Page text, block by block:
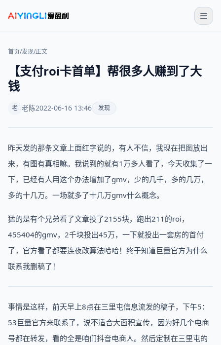
首页/发现/正文
【支付roi卡首单】帮很多人赚到了大
钱
老 老陈2022-06-16 13:46 发现
昨天发的那条文章上面红字说的，有人不信，我现在把图放出
来，有图有真相嘛。我说到的就有1万多人看了，今天收集了一
下，已经有人用这个办法增加了gmv，少的几千，多的几万，
多的十几万。一场就多了十几万gmv什么概念。
猛的是有个兄弟看了文章投了2155块，跑出211的roi，
455404的gmv，2千块投出45万，一下就投出一套房的首付
了，官方看了都要连夜改算法哈哈！终于知道巨量官方为什么
联系我删稿了！
事情是这样，前天早上8点在三里屯信息流发的稿子，下午5：
53巨量官方来联系了，说不适合大面积宣传，因为好几个电商
号都在转发，看的全是咱们抖音电商人。然后定制在三里屯的